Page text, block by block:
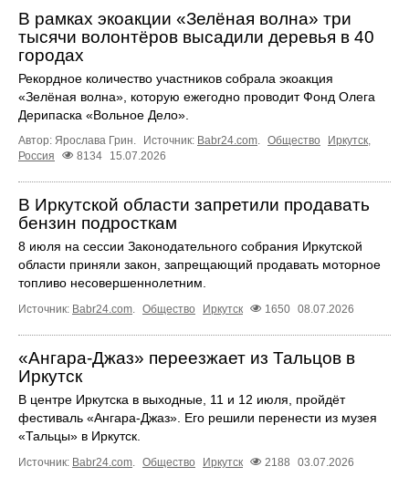
В рамках экоакции «Зелёная волна» три
тысячи волонтёров высадили деревья в 40
городах
Рекордное количество участников собрала экоакция
«Зелёная волна», которую ежегодно проводит Фонд Олега
Дерипаска «Вольное Дело».
Автор: Ярослава Грин. Источник: Babr24.com. Общество Иркутск,
Россия
8134 15.07.2026
В Иркутской области запретили продавать
бензин подросткам
8 июля на сессии Законодательного собрания Иркутской
области приняли закон, запрещающий продавать моторное
топливо несовершеннолетним.
Источник: Babr24.com. Общество Иркутск 1650 08.07.2026
«Ангара‑Джаз» переезжает из Тальцов в
Иркутск
В центре Иркутска в выходные, 11 и 12 июля, пройдёт
фестиваль «Ангара‑Джаз». Его решили перенести из музея
«Тальцы» в Иркутск.
Источник: Babr24.com. Общество Иркутск 2188 03.07.2026